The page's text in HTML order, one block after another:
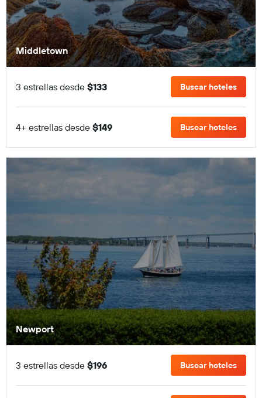
Middletown
3 estrellas desde $133 Buscar hoteles
4+ estrellas desde $149 Buscar hoteles
Newport
3 estrellas desde $196 Buscar hoteles